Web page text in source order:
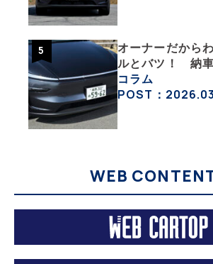
オーナーだから
ルとバツ！ 納車
旧型モデルＹと
みた【テスラ沼
コラム
POST：
WEB